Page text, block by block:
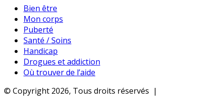
Bien être
Mon corps
Puberté
Santé / Soins
Handicap
Drogues et addiction
Où trouver de l’aide
© Copyright 2026, Tous droits réservés |